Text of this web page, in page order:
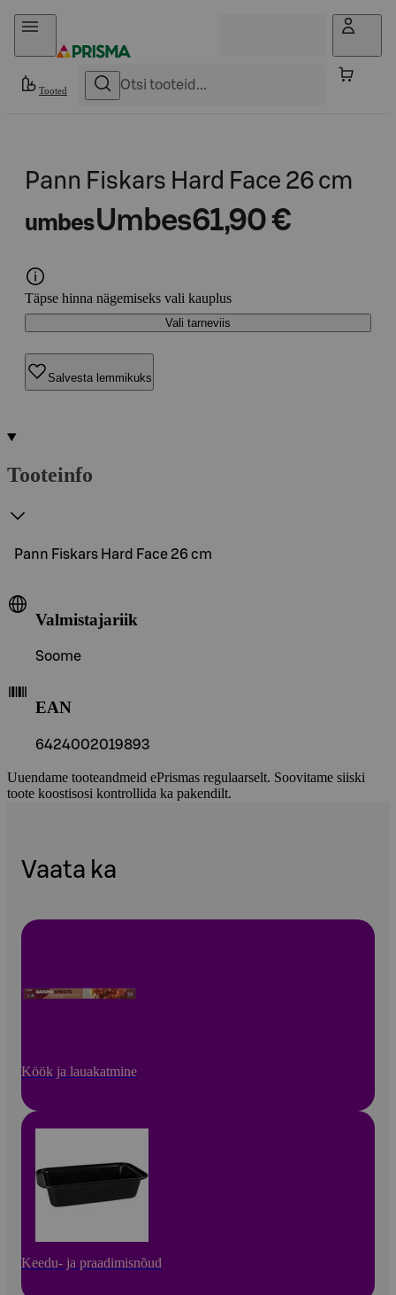
Otse sisu juurde
Tooted
Pann Fiskars Hard Face 26 cm
umbesUmbes61,90 €
Täpse hinna nägemiseks vali kauplus
Vali tarneviis
Salvesta lemmikuks
Tooteinfo
Pann Fiskars Hard Face 26 cm
Valmistajariik
Soome
EAN
6424002019893
Uuendame tooteandmeid ePrismas regulaarselt. Soovitame siiski
toote koostisosi kontrollida ka pakendilt.
Vaata ka
Köök ja lauakatmine
Keedu- ja praadimisnõud